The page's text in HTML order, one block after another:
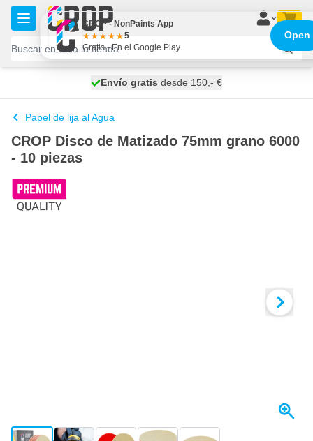
Ir al contenido
se envía mañana
Envío gratis desde 150,- €
100 días
Papel de lija al Agua
CROP Disco de Matizado 75mm grano 6000
- 10 piezas
View larger imageView larger imageView larger imageView larger imageView larger image
CROP - NonPaints App
5
Gratis - En el Google Play
Open